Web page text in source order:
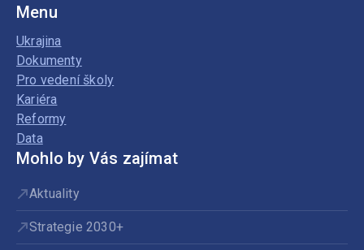
Menu
Ukrajina
Dokumenty
Pro vedení školy
Kariéra
Reformy
Data
Mohlo by Vás zajímat
Aktuality
Strategie 2030+